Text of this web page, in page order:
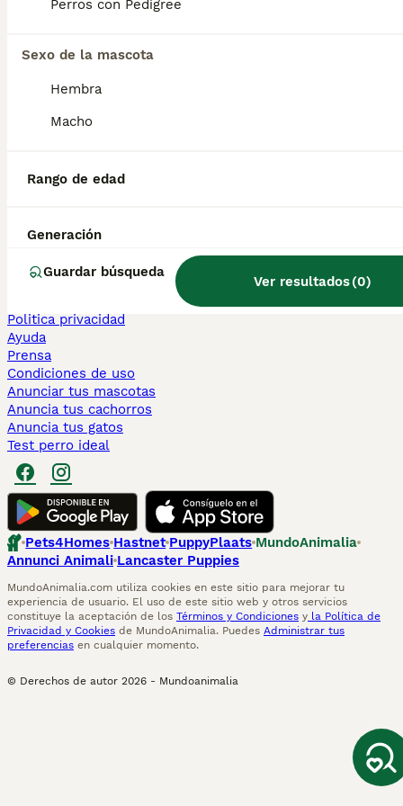
Perros con Pedigree
Sexo de la mascota
Hembra
Macho
Rango de edad
Generación
Guardar búsqueda
Ver resultados(0)
Sphynx en venta
Maine Coon en venta
Persa en venta
Teckel en Barcelona
Chihuahua en Sevilla
Perros en adopcion
Información
Politica privacidad
Ayuda
Prensa
Condiciones de uso
Anunciar tus mascotas
Anuncia tus cachorros
Anuncia tus gatos
Test perro ideal
Pets4Homes Hastnet PuppyPlaats MundoAnimalia
Annunci Animali Lancaster Puppies
MundoAnimalia.com utiliza cookies en este sitio para mejorar tu
experiencia de usuario. El uso de este sitio web y otros servicios
constituye la aceptación de los Términos y Condiciones y la Política de
Privacidad y Cookies de MundoAnimalia. Puedes Administrar tus
preferencias en cualquier momento.
© Derechos de autor 2026 - Mundoanimalia